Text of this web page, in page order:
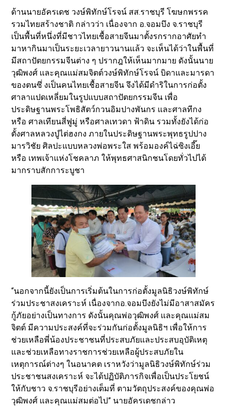
ด้านนายอัครเดช วงษ์พิทักษ์โรจน์ สส.ราชบุรี โฆษกพรรค
รวมไทยสร้างชาติ กล่าวว่า เนื่องจาก อ.จอมบึง จ.ราชบุรี
เป็นพื้นที่หนึ่งที่มีชาวไทยเชื้อสายจีนมาตั้งรกรากอาศัยทำ
มาหากินมาเป็นระยะเวลายาวนานแล้ว จะเห็นได้ว่าในพื้นที่
มีสถาปัตยกรรมจีนต่าง ๆ ปรากฎให้เห็นมากมาย ดังนั้นนาย
วุฒิพงศ์ และคุณแม่สมจิตต์วงษ์พิทักษ์โรจน์ บิดาและมารดา
ของตนซึ่ งเป็นคนไทยเชื้อสายจีน จึงได้มีดำริในการก่อตั้ง
ศาลาแปดเหลี่ยมในรูปแบบสถาปัตยกรรมจีน เพื่อ
ประดิษฐานพระโพธิสัตว์กวนอิมปางพันกร และศาลทีกง
หรือ ศาลเทียนสี่ฟูมู่ หรือศาลเทวดา ฟ้าดิน รวมทั้งยังได้ก่อ
ตั้งศาลหลวงปู่ไต่ฮงกง ภายในประดิษฐานพระพุทธรูปปาง
มารวิชัย ศิลปะแบบหลวงพ่อพระใส พร้อมองค์ไฉ่ซิงเอี๊ย
หรือ เทพเจ้าแห่งโชคลาภ ให้พุทธศาสนิกชนโดยทั่วไปได้
มากราบสักการะบูชา
“นอกจากนี้ยังเป็นการเริ่มต้นในการก่อตั้งมูลนิธิวงษ์พิทักษ์
ร่วมประชาสงเคราะห์ เนื่องจากอ.จอมบึงยังไม่มีอาสาสมัคร
กู้ภัยอย่างเป็นทางการ ดังนั้นคุณพ่อวุฒิพงศ์ และคุณแม่สม
จิตต์ มีความประสงค์ที่จะร่วมกันก่อตั้งมูลนิธิฯ เพื่อให้การ
ช่วยเหลือพี่น้องประชาชนที่ประสบภัยและประสบอุบัติเหตุ
และช่วยเหลือทางราชการช่วยเหลือผู้ประสบภัยใน
เหตุการณ์ต่างๆ ในอนาคต เราหวังว่ามูลนิธิวงษ์พิทักษ์ร่วม
ประชาชนสงเคราะห์ จะได้ปฏิบัติภารกิจเพื่อเป็นประโยชน์
ให้กับชาว จ.ราชบุรีอย่างเต็มที่ ตามวัตถุประสงค์ของคุณพ่อ
วุฒิพงศ์ และคุณแม่สมต่อไป” นายอัครเดชกล่าว